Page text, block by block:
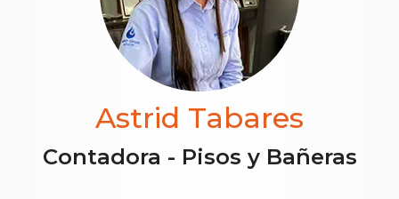
Astrid Tabares
Contadora - Pisos y Bañeras